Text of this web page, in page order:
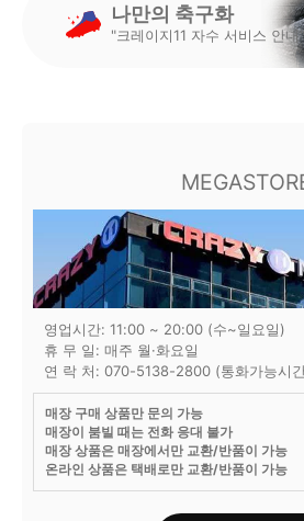
나만의 축구화
"크레이지11 자수 서비스 안내"
영업시간: 11:00 ~ 20:00 (수~일요일)
휴 무 일: 매주 월·화요일
연 락 처: 070-5138-2800 (통화가능시
매장 구매 상품만 문의 가능
매장이 붐빌 때는 전화 응대 불가
매장 상품은 매장에서만 교환/반품이 가능
온라인 상품은 택배로만 교환/반품이 가능